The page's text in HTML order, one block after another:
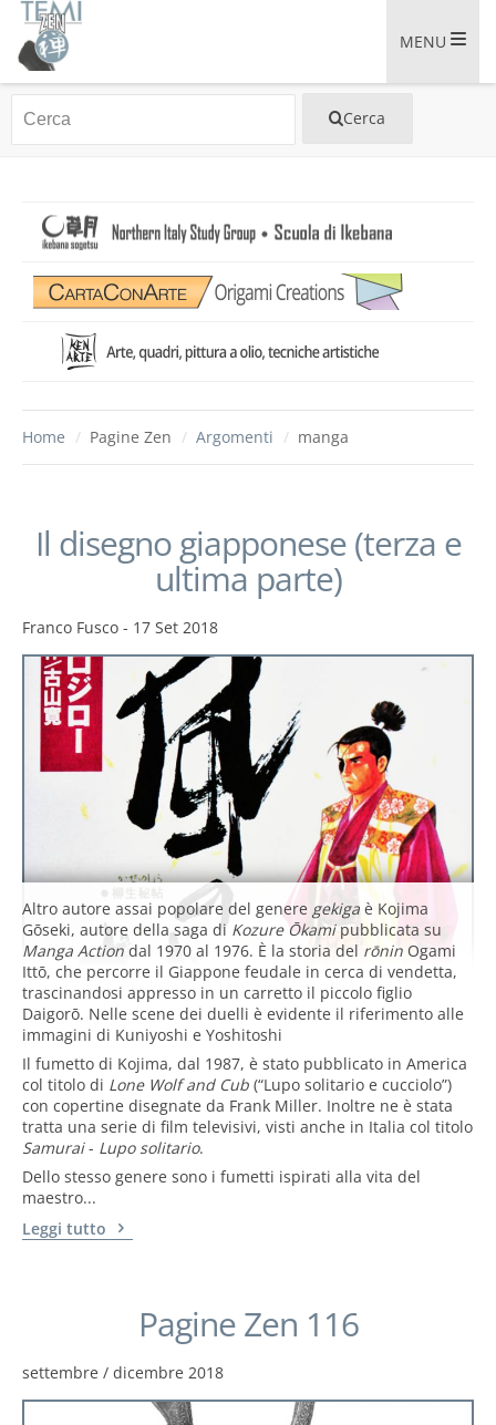
MENU
Home / Pagine Zen / Argomenti / manga
Il disegno giapponese (terza e
ultima parte)
Franco Fusco - 17 Set 2018
Altro autore assai popolare del genere gekiga è Kojima
Gōseki, autore della saga di Kozure Ōkamipubblicata su
Manga Action dal 1970 al 1976. È la storia del rōnin Ogami
Ittō, che percorre il Giappone feudale in cerca di vendetta,
trascinandosi appresso in un carretto il piccolo figlio
Daigorō. Nelle scene dei duelli è evidente il riferimento alle
immagini di Kuniyoshi e Yoshitoshi
Il fumetto di Kojima, dal 1987, è stato pubblicato in America
col titolo di Lone Wolf and Cub (“Lupo solitario e cucciolo”)
con copertine disegnate da Frank Miller. Inoltre ne è stata
tratta una serie di film televisivi, visti anche in Italia col titolo
Samurai- Lupo solitario.
Dello stesso genere sono i fumetti ispirati alla vita del
maestro...
Leggi tutto
Pagine Zen 116
settembre / dicembre 2018